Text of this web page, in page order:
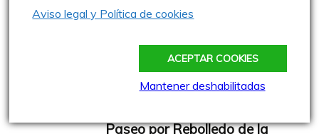
Publicado: 16 diciembre 2012
El día que celebramos la comida de
fin de año de la Escalerilla, siempre damos un
Paseo por Rebolledo de la
Aviso legal y Política de cookies
ACEPTAR COOKIES
Mantener deshabilitadas